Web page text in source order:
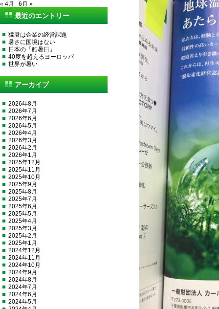
« 4月 6月 »
最近のエントリー
猛暑は企業の経営課題
暑さに国境はない
日本の「酷暑日」
40度を超えるヨーロッパ
世界が暑い
アーカイブ
2026年8月
2026年7月
2026年6月
2026年5月
2026年4月
2026年3月
2026年2月
2026年1月
2025年12月
2025年11月
2025年10月
2025年9月
2025年8月
2025年7月
2025年6月
2025年5月
2025年4月
2025年3月
2025年2月
2025年1月
2024年12月
2024年11月
2024年10月
2024年9月
2024年8月
2024年7月
2024年6月
2024年5月